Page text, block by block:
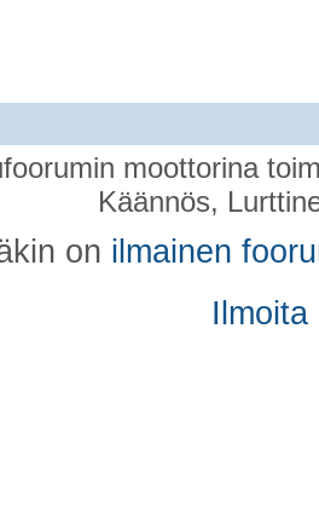
moottorina
Käännös,
on ilmainen